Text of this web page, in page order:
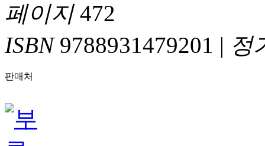
페이지472
ISBN9788931479201 | 정
판매처